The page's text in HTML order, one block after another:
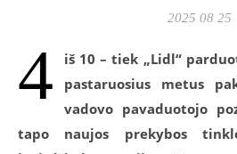
2025 08 25
4 iš 10 – tiek „Lidl“
pastaruosius metus
vadovo pavaduotojo
tapo naujos prekybos